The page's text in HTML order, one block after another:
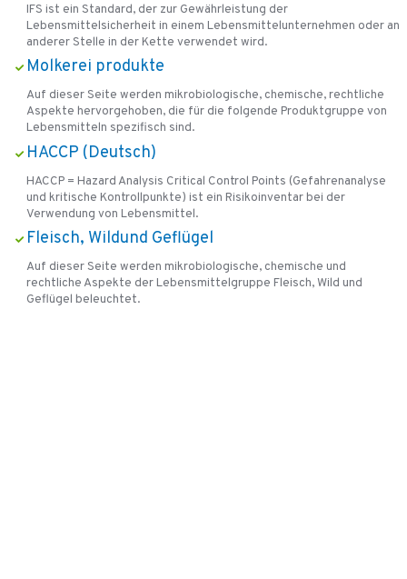
IFS ist ein Standard, der zur Gewährleistung der
Lebensmittelsicherheit in einem Lebensmittelunternehmen oder an
anderer Stelle in der Kette verwendet wird.
Molkerei produkte
Auf dieser Seite werden mikrobiologische, chemische, rechtliche
Aspekte hervorgehoben, die für die folgende Produktgruppe von
Lebensmitteln spezifisch sind.
HACCP (Deutsch)
HACCP = Hazard Analysis Critical Control Points (Gefahrenanalyse
und kritische Kontrollpunkte) ist ein Risikoinventar bei der
Verwendung von Lebensmittel.
Fleisch, Wildund Geflügel
Auf dieser Seite werden mikrobiologische, chemische und
rechtliche Aspekte der Lebensmittelgruppe Fleisch, Wild und
Geflügel beleuchtet.